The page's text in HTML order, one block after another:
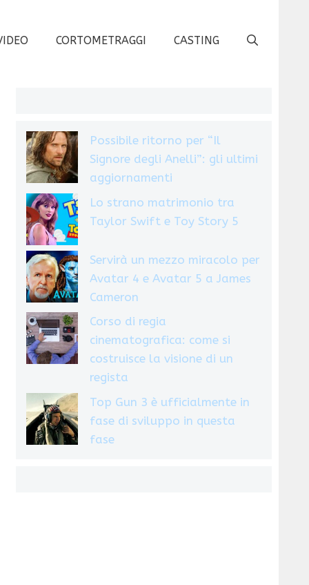
CORTOMETRAGGI CASTING
Possibile ritorno per “Il
Signore degli Anelli”: gli ultimi
aggiornamenti
Lo strano matrimonio tra
Taylor Swift e Toy Story 5
Servirà un mezzo miracolo per
Avatar 4 e Avatar 5 a James
Cameron
Corso di regia
cinematografica: come si
costruisce la visione di un
regista
Top Gun 3 è ufficialmente in
fase di sviluppo in questa
fase